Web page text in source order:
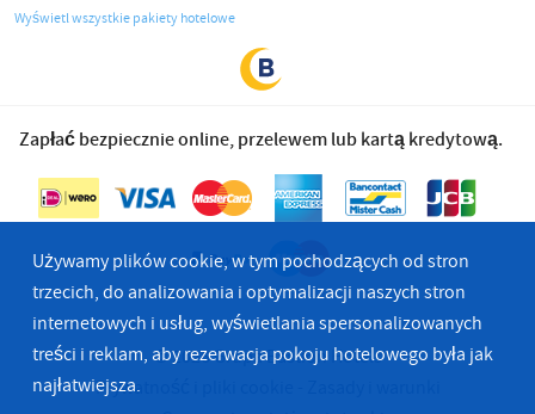
Wyświetl wszystkie pakiety hotelowe
Zapłać bezpiecznie online, przelewem lub kartą kredytową.
© 2026 Grupa Bastion Hotels
Prywatność i pliki cookie
Używamy plików cookie, w tym pochodzących od stron
trzecich, do analizowania i optymalizacji naszych stron
internetowych i usług, wyświetlania spersonalizowanych
treści i reklam, aby rezerwacja pokoju hotelowego była jak
najłatwiejsza.